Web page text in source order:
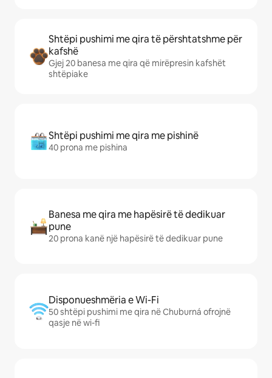
Shtëpi pushimi me qira të përshtatshme për
kafshë
Gjej 20 banesa me qira që mirëpresin kafshët
shtëpiake
Shtëpi pushimi me qira me pishinë
40 prona me pishina
Banesa me qira me hapësirë të dedikuar
pune
20 prona kanë një hapësirë të dedikuar pune
Disponueshmëria e Wi-Fi
50 shtëpi pushimi me qira në Chuburná ofrojnë
qasje në wi-fi